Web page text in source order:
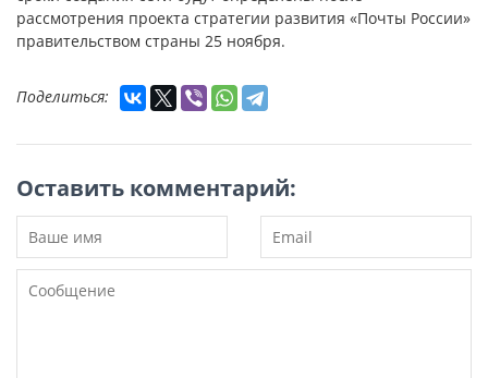
рассмотрения проекта стратегии развития «Почты России»
правительством страны 25 ноября.
Поделиться:
Оставить комментарий: